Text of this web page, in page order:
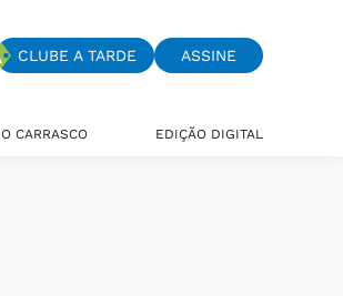
CLUBE A TARDE ASSINE
O CARRASCO EDIÇÃO DIGITAL